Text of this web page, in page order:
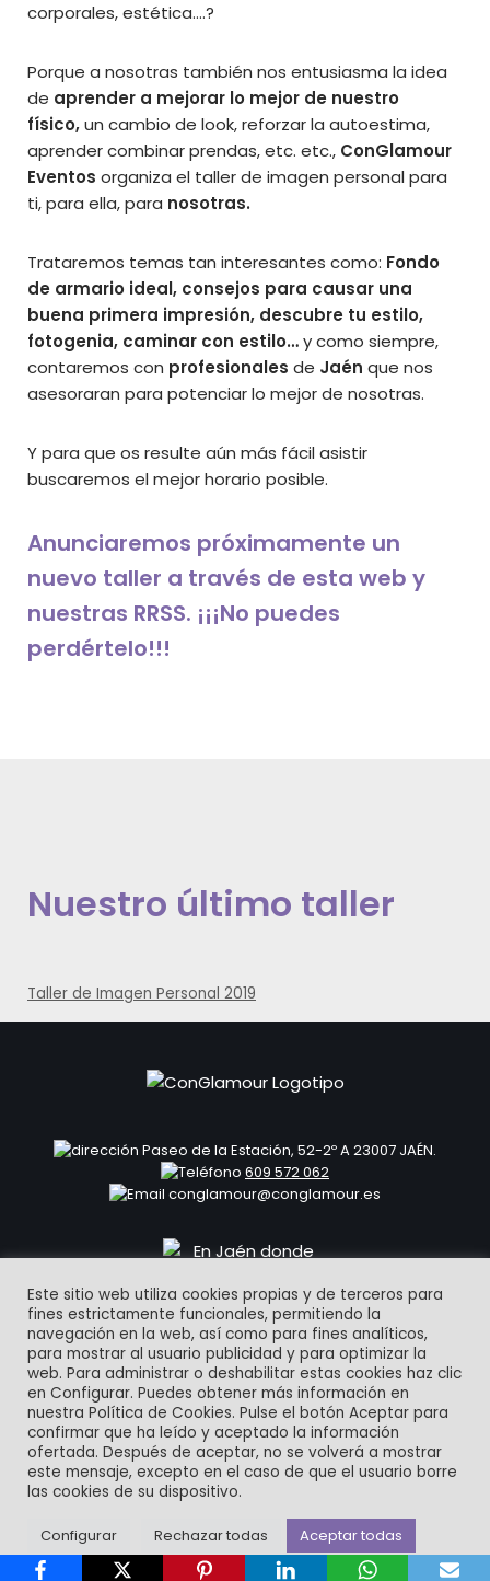
corporales, estética….?
Porque a nosotras también nos entusiasma la idea
de aprender a mejorar lo mejor de nuestro
físico,un cambio de look, reforzar la autoestima,
aprender combinar prendas, etc. etc., ConGlamour
Eventos organiza el taller de imagen personal para
ti, para ella, para nosotras.
Trataremos temas tan interesantes como: Fondo
de armario ideal, consejos para causar una
buena primera impresión, descubre tu estilo,
fotogenia, caminar con estilo…y como siempre,
contaremos con profesionales de Jaén que nos
asesoraran para potenciar lo mejor de nosotras.
Y para que os resulte aún más fácil asistir
buscaremos el mejor horario posible.
Anunciaremos próximamente un
nuevo taller a través de esta web y
nuestras RRSS. ¡¡¡No puedes
perdértelo!!!
Nuestro último taller
Taller de Imagen Personal 2019
Paseo de la Estación, 52-2º A 23007 JAÉN.
609 572 062
conglamour@conglamour.es
© 1993-2024 | ConGlamour Eventos & Comunicación
Aviso Legal
Política de Privacidad y Protección de datos
Bases legales Club Amigos conglamour.es
Política de Cookies
Este sitio web utiliza cookies propias y de terceros para
fines estrictamente funcionales, permitiendo la
navegación en la web, así como para fines analíticos,
para mostrar al usuario publicidad y para optimizar la
web. Para administrar o deshabilitar estas cookies haz clic
en Configurar. Puedes obtener más información en
nuestra Política de Cookies. Pulse el botón Aceptar para
confirmar que ha leído y aceptado la información
ofertada. Después de aceptar, no se volverá a mostrar
este mensaje, excepto en el caso de que el usuario borre
las cookies de su dispositivo.
Configurar Rechazar todas Aceptar todas